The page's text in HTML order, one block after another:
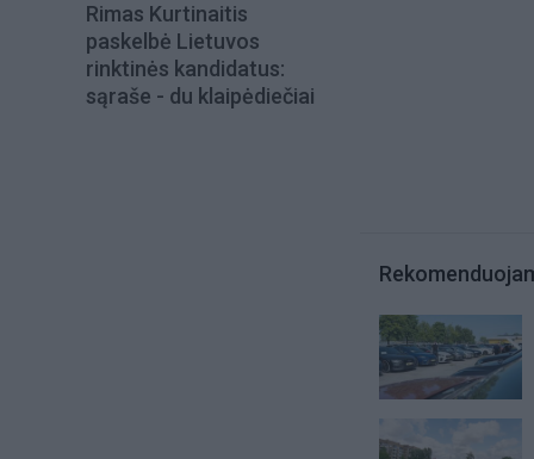
Rimas Kurtinaitis
paskelbė Lietuvos
rinktinės kandidatus:
sąraše - du klaipėdiečiai